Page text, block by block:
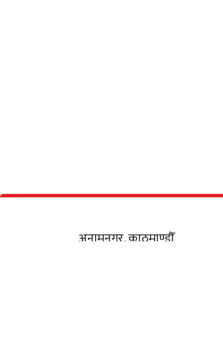
अनामनगर, काठमाण्डौँ